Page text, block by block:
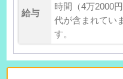
給与
時間（4万2000
代が含まれてい
す。